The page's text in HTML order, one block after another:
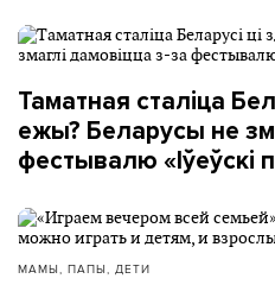
Таматная сталіца
ежы? Беларусы не
фестывалю «Іўеўскі
МАМЫ, ПАПЫ, ДЕТИ